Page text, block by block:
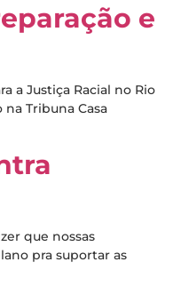
e
a Justiça Racial no Rio
na Tribuna Casa
que nossas
pra suportar as